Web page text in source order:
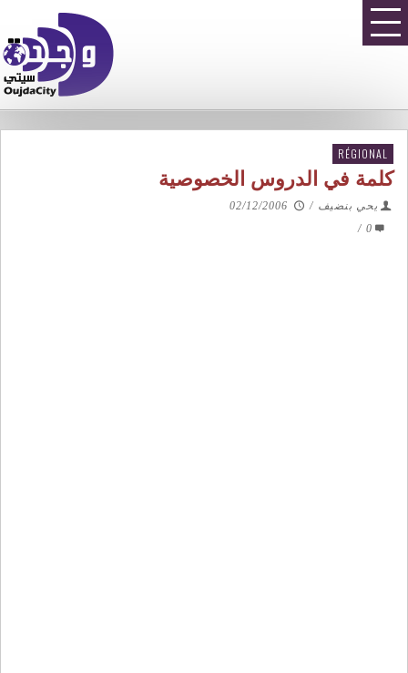
RÉGIONAL
كلمة في الدروس الخصوصية
يحي بنضيف /
02/12/2006
0
/